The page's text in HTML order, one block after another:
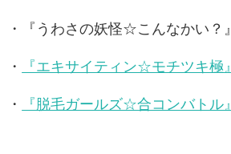
・『うわさの妖怪☆こんなかい？』
・ 『エキサイティン☆モチツキ極』
・ 『脱毛ガールズ☆合コンバトル』